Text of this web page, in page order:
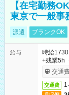
【在宅勤務
東京で一般事
派遣 ブランクOK
給与
時給
+残業5h
取りサ
交通
交通費 1